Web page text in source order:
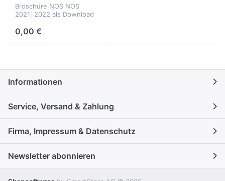
Broschüre NOS NOS
2021│2022 als Download
0,00 €
Informationen
Service, Versand & Zahlung
Firma, Impressum & Datenschutz
Newsletter abonnieren